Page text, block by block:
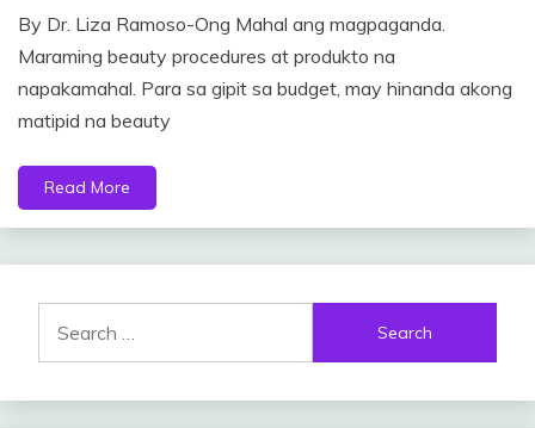
By Dr. Liza Ramoso-Ong Mahal ang magpaganda.
Maraming beauty procedures at produkto na
napakamahal. Para sa gipit sa budget, may hinanda akong
matipid na beauty
Read More
for: